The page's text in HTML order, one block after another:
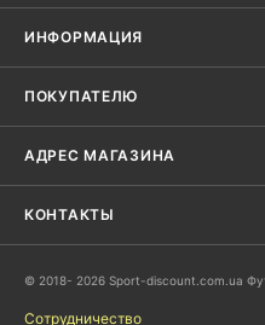
ИНФОРМАЦИЯ
ПОКУПАТЕЛЮ
АДРЕС МАГАЗИНА
КОНТАКТЫ
© 2018- 2026 Sport-discount.com.ua
Сотрудничество